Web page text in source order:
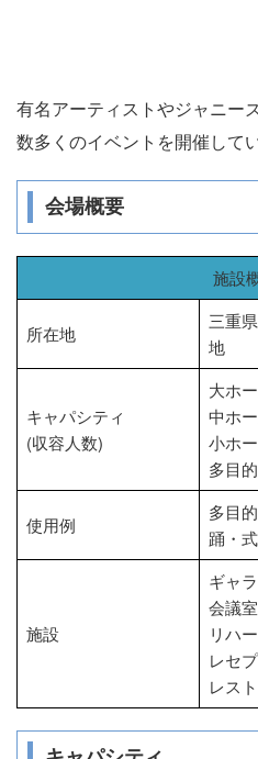
有名アーティストやジャニー
数多くのイベントを開催してい
会場概要
施設
所在地
三重
地
キャパシティ
(収容人数)
大ホ
中ホ
小ホ
多目
使用例
多目
踊・
施設
ギャ
会議室
リハ
レセ
レス